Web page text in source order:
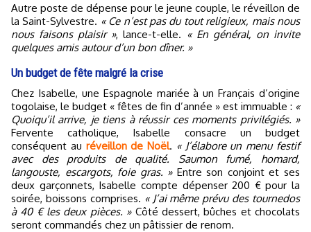
Autre poste de dépense pour le jeune couple, le réveillon de
la Saint-Sylvestre. « Ce n’est pas du tout religieux, mais nous
nous faisons plaisir », lance-t-elle. « En général, on invite
quelques amis autour d’un bon dîner. »
Un budget de fête malgré la crise
Chez Isabelle, une Espagnole mariée à un Français d’origine
togolaise, le budget « fêtes de fin d’année » est immuable : «
Quoiqu’il arrive, je tiens à réussir ces moments privilégiés. »
Fervente catholique, Isabelle consacre un budget
conséquent au réveillon de Noël. « J’élabore un menu festif
avec des produits de qualité. Saumon fumé, homard,
langouste, escargots, foie gras. »Entre son conjoint et ses
deux garçonnets, Isabelle compte dépenser 200 € pour la
soirée, boissons comprises. « J’ai même prévu des tournedos
à 40 € les deux pièces. »Côté dessert, bûches et chocolats
seront commandés chez un pâtissier de renom.